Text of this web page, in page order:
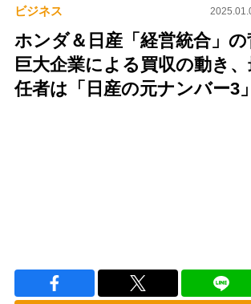
ビジネス
ホンダ＆日産「経営統合」
巨大企業による買収の動き
任者は「日産の元ナンバー3